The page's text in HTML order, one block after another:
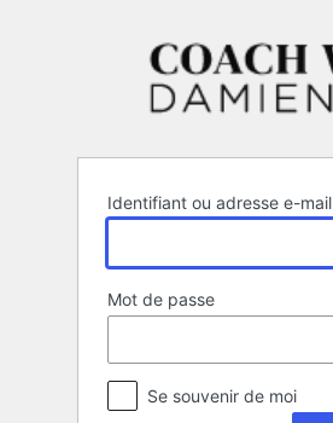
connecter
Identifiant ou adresse e-mail
Mot de passe
Se souvenir de moi